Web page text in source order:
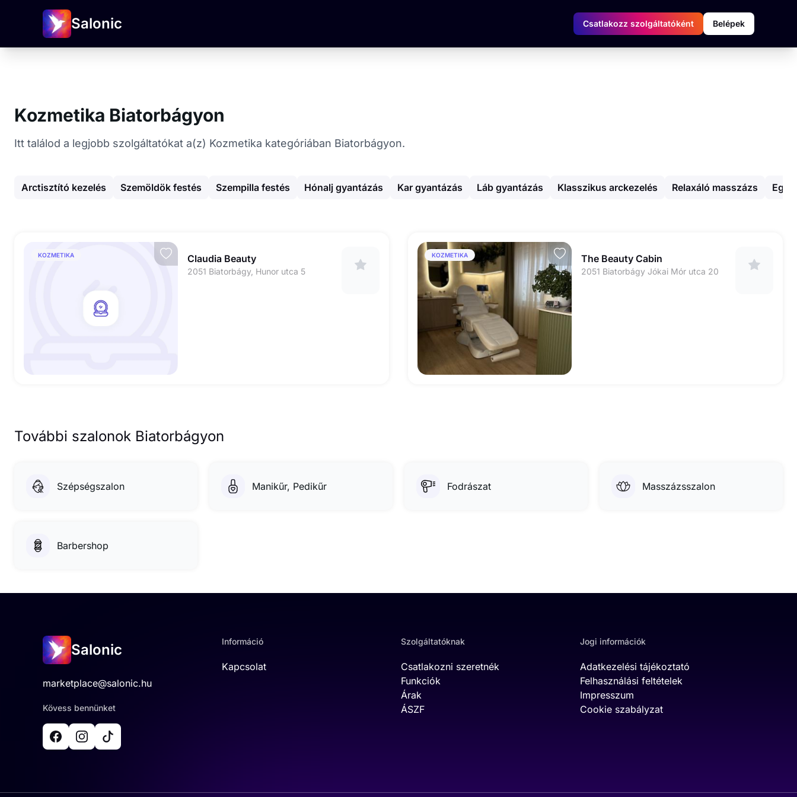
Salonic Csatlakozz szolgáltatóként Belépek
Kozmetika Biatorbágyon
Itt találod a legjobb szolgáltatókat a(z) Kozmetika kategóriában Biatorbágyon.
Arctisztító kezelés Szemöldök festés Szempilla festés Hónalj gyantázás Kar gyantázás Láb gyantázás Klasszikus arckezelés Relaxáló masszázs
KOZMETIKA Claudia Beauty
2051 Biatorbágy, Hunor utca 5
KOZMETIKA The Beauty Cabin
2051 Biatorbágy Jókai Mór utca 20
További szalonok Biatorbágyon
Szépségszalon Manikűr, Pedikűr Fodrászat Masszázsszalon
Barbershop
Salonic
marketplace@salonic.hu
Kövess bennünket
Információ
Kapcsolat
Szolgáltatóknak
Csatlakozni szeretnék
Funkciók
Árak
ÁSZF
Jogi információk
Adatkezelési tájékoztató
Felhasználási feltételek
Impresszum
Cookie szabályzat